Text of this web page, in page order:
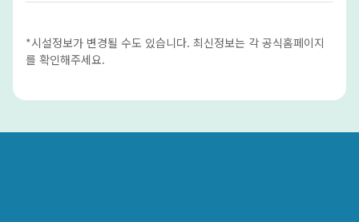
*시설정보가 변경될 수도 있습니다. 최신정보는 각 공식홈페이지
를 확인해주세요.